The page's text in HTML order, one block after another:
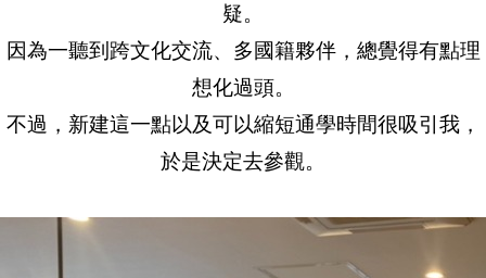
疑。
因為一聽到跨文化交流、多國籍夥伴，總覺得有點理
想化過頭。
不過，新建這一點以及可以縮短通學時間很吸引我，
於是決定去參觀。